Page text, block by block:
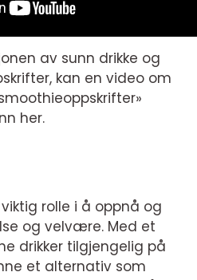
av sunn drikke og
kan en video om
her.
rolle i å oppnå og
og velvære. Med et
drikker tilgjengelig på
et alternativ som